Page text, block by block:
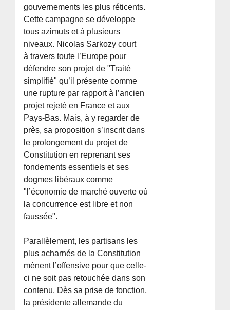
gouvernements les plus réticents.
Cette campagne se développe
tous azimuts et à plusieurs
niveaux. Nicolas Sarkozy court
à travers toute l’Europe pour
défendre son projet de "Traité
simplifié" qu’il présente comme
une rupture par rapport à l’ancien
projet rejeté en France et aux
Pays-Bas. Mais, à y regarder de
près, sa proposition s’inscrit dans
le prolongement du projet de
Constitution en reprenant ses
fondements essentiels et ses
dogmes libéraux comme
"l’économie de marché ouverte où
la concurrence est libre et non
faussée".
Parallèlement, les partisans les
plus acharnés de la Constitution
mènent l’offensive pour que celle-
ci ne soit pas retouchée dans son
contenu. Dès sa prise de fonction,
la présidente allemande du